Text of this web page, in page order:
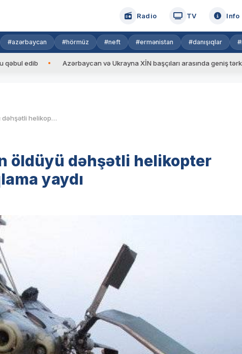
Radio TV Info
#azərbaycan #hörmüz #neft #ermənistan #danışıqlar
Azərbaycan və Ukrayna XİN başçıları arasında geniş tərkibdə
Baş Prokurorluq 14 nəfərin öldüyü dəhşətli helikopter qəzası ilə bağlı rəsmi açıqlama yaydı
öldüyü dəhşətli helikopter
yaydı